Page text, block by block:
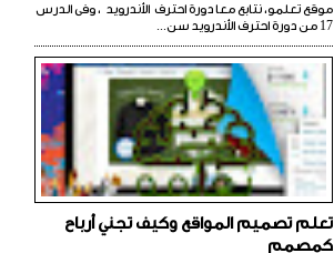
موقع تعلمو، نتابع معا دورة احترف الأندرويد ، وفى الدرس
17 من دورة احترف الأندرويد سن...
تعلم تصميم المواقع وكيف تجني أرباح
كمصمم